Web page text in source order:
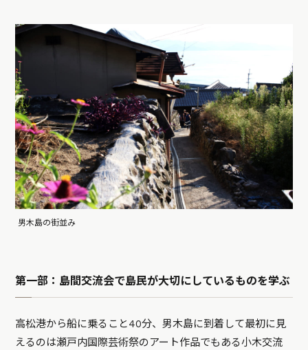
男木島の街並み
第一部：島間交流会で島民が大切にしているものを学ぶ
高松港から船に乗ること40分、男木島に到着して最初に見
えるのは瀬戸内国際芸術祭のアート作品でもある小木交流